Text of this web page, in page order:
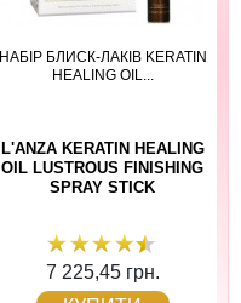
НАБІР БЛИСК-ЛАКІВ KERATIN
HEALING OIL...
L'ANZA KERATIN HEALING
OIL LUSTROUS FINISHING
SPRAY STICK
7 225,45 грн.